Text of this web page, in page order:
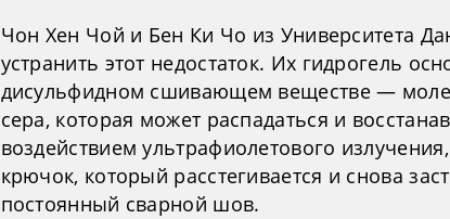
Чон Хен Чой и Бен Ки Чо из Университета
устранить этот недостаток. Их гидрогель
дисульфидном сшивающем веществе —
сера, которая может распадаться и
воздействием ультрафиолетового
крючок, который расстегивается и снова
постоянный сварной шов.